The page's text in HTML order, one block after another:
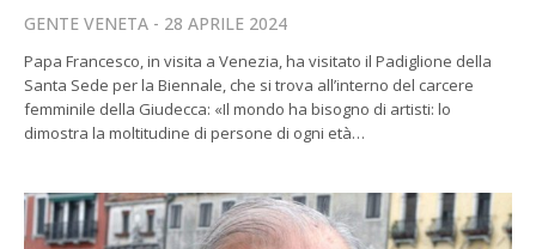
GENTE VENETA 28 APRILE 2024
Papa Francesco, in visita a Venezia, ha visitato il Padiglione della
Santa Sede per la Biennale, che si trova all’interno del carcere
femminile della Giudecca: «Il mondo ha bisogno di artisti: lo
dimostra la moltitudine di persone di ogni età…